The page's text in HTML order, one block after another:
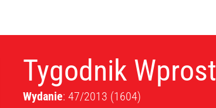
Tygodnik Wprost
Wydanie: 47/2013 (1604)